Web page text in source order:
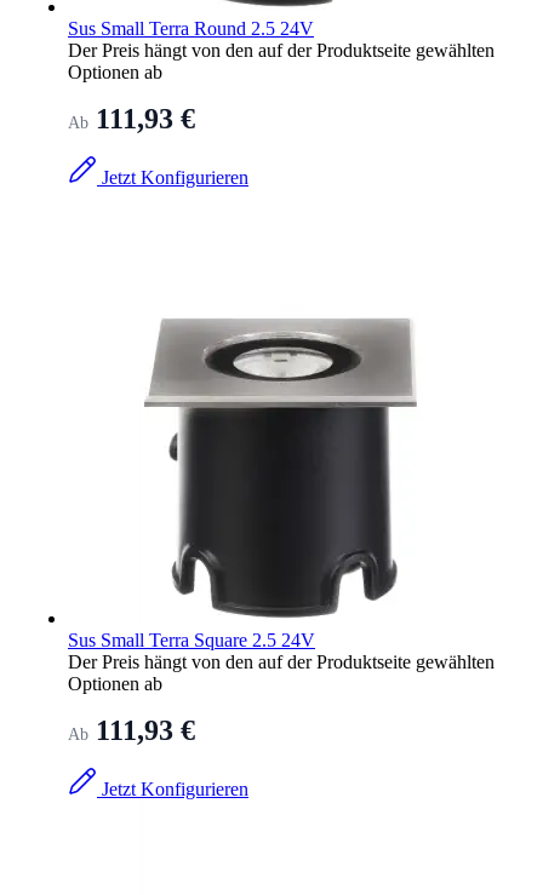
Sus Small Terra Round 2.5 24V
Der Preis hängt von den auf der Produktseite gewählten
Optionen ab
Ab 111,93 €
Jetzt Konfigurieren
Sus Small Terra Square 2.5 24V
Der Preis hängt von den auf der Produktseite gewählten
Optionen ab
Ab 111,93 €
Jetzt Konfigurieren